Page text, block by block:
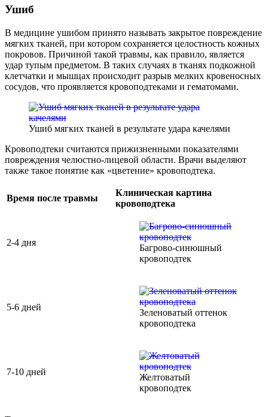
Ушиб
В медицине ушибом принято называть закрытое повреждение
мягких тканей, при котором сохраняется целостность кожных
покровов. Причиной такой травмы, как правило, является
удар тупым предметом. В таких случаях в тканях подкожной
клетчатки и мышцах происходит разрыв мелких кровеносных
сосудов, что проявляется кровоподтеками и гематомами.
Ушиб мягких тканей в результате удара качелями
Кровоподтеки считаются прижизненными показателями
повреждения челюстно-лицевой области. Врачи выделяют
также такое понятие как «цветение» кровоподтека.
Время после травмы
Клиническая картина
кровоподтека
2-4 дня
Багрово-синюшный
кровоподтек
5-6 дней
Зеленоватый оттенок
кровоподтека
7-10 дней
Желтоватый
кровоподтек